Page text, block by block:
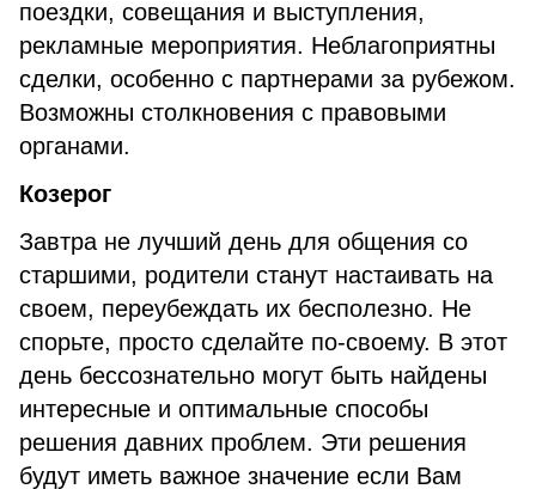
поездки, совещания и выступления,
рекламные мероприятия. Неблагоприятны
сделки, особенно с партнерами за рубежом.
Возможны столкновения с правовыми
органами.
Козерог
Завтра не лучший день для общения со
старшими, родители станут настаивать на
своем, переубеждать их бесполезно. Не
спорьте, просто сделайте по-своему. В этот
день бессознательно могут быть найдены
интересные и оптимальные способы
решения давних проблем. Эти решения
будут иметь важное значение если Вам